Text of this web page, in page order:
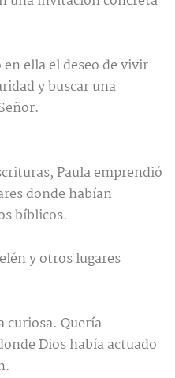
ella el deseo de vivir
y buscar una
Paula emprendió
donde habían
bíblicos.
y otros lugares
curiosa. Quería
Dios había actuado